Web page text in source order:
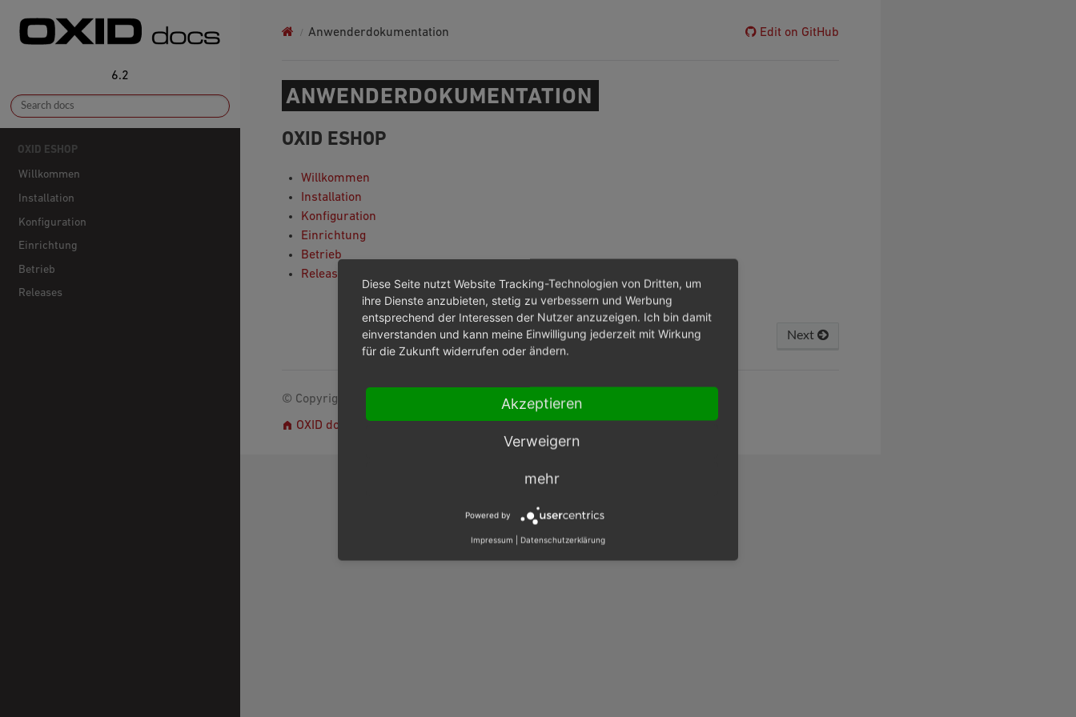
6.2
OXID ESHOP
Willkommen
Installation
Konfiguration
Einrichtung
Betrieb
Releases
Anwenderdokumentation Edit on GitHub
ANWENDERDOKUMENTATION
OXID ESHOP
Willkommen
Installation
Konfiguration
Einrichtung
Betrieb
Releases
Next
© Copyright 2003 – 2026, OXID eSales AG.
OXID docs
Diese Seite nutzt Website Tracking-Technologien von Dritten, um
ihre Dienste anzubieten, stetig zu verbessern und Werbung
entsprechend der Interessen der Nutzer anzuzeigen. Ich bin damit
einverstanden und kann meine Einwilligung jederzeit mit Wirkung
für die Zukunft widerrufen oder ändern.
Akzeptieren
Verweigern
mehr
Powered by
Impressum Datenschutzerklärung